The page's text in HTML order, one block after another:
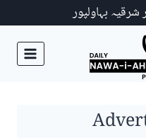
شرقیہ بہاولپور